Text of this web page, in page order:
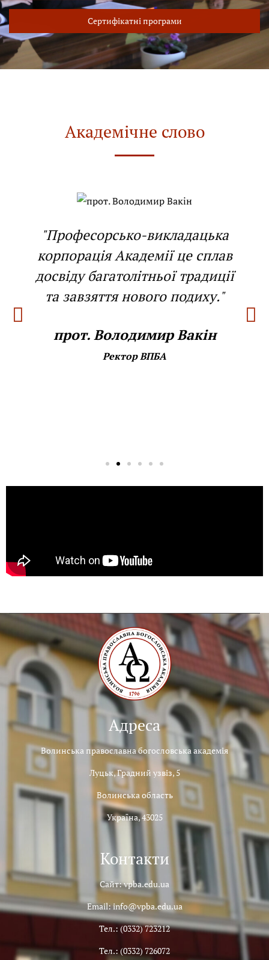
Сертифікатні програми
Академічне слово
"Професорсько-викладацька
корпорація Академії це сплав
досвіду багатолітньої традиції
та завзяття нового подиху."
прот. Володимир Вакін
Ректор ВПБА
Адреса
Волинська православна богословська академія
Луцьк, Градний узвіз, 5
Волинська область
Україна, 43025
Контакти
Сайт: vpba.edu.ua
Email: info@vpba.edu.ua
Тел.: (0332) 723212
Тел.: (0332) 726072